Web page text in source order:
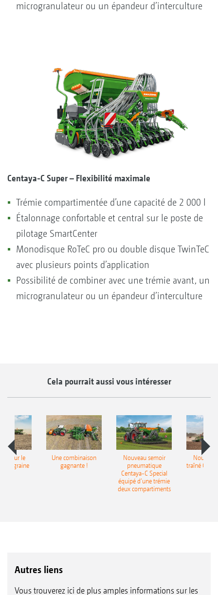
microgranulateur ou un épandeur d’interculture
Centaya-C Super – Flexibilité maximale
Trémie compartimentée d’une capacité de 2 000 l
Étalonnage confortable et central sur le poste de
pilotage SmartCenter
Monodisque RoTeC pro ou double disque TwinTeC
avec plusieurs points d’application
Possibilité de combiner avec une trémie avant, un
microgranulateur ou un épandeur d’interculture
Cela pourrait aussi vous intéresser
pour le
Une combinaison
gagnante !
Nouveau semoir
pneumatique
Centaya-C Special
équipé d’une trémie
deux compartiments
traîné
Autres liens
Vous trouverez ici de plus amples informations sur les